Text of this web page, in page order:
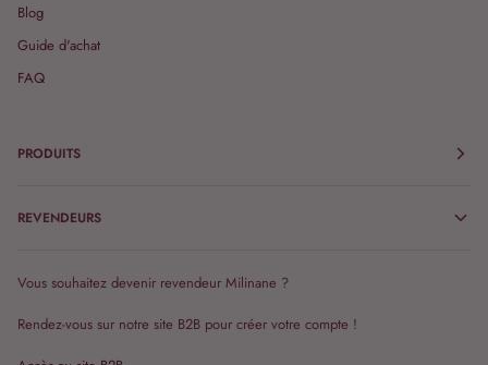
Blog
Guide d'achat
FAQ
PRODUITS
REVENDEURS
Vous souhaitez devenir revendeur Milinane ?
Rendez-vous sur notre site B2B pour créer votre compte !